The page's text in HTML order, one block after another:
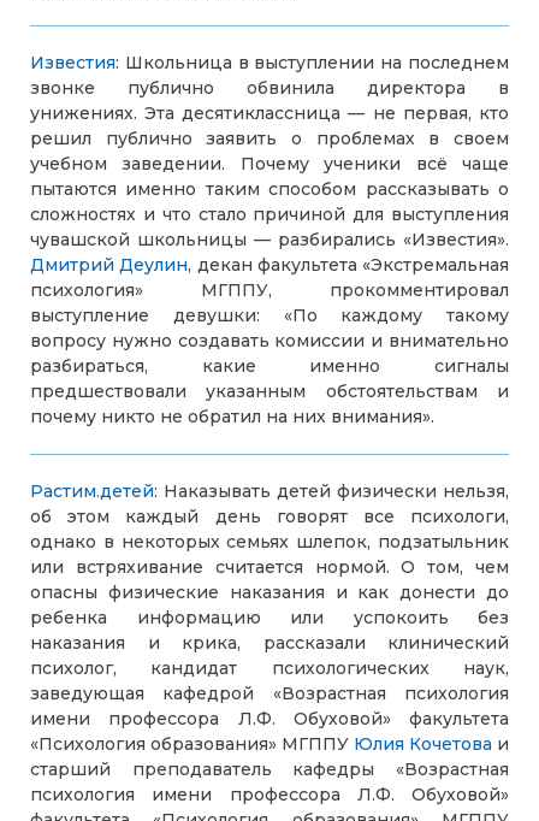
Известия: Школьница в выступлении на последнем
звонке публично обвинила директора в
унижениях. Эта десятиклассница — не первая, кто
решил публично заявить о проблемах в своем
учебном заведении. Почему ученики всё чаще
пытаются именно таким способом рассказывать о
сложностях и что стало причиной для выступления
чувашской школьницы — разбирались «Известия».
Дмитрий Деулин, декан факультета «Экстремальная
психология» МГППУ, прокомментировал
выступление девушки: «По каждому такому
вопросу нужно создавать комиссии и внимательно
разбираться, какие именно сигналы
предшествовали указанным обстоятельствам и
почему никто не обратил на них внимания».
Растим.детей: Наказывать детей физически нельзя,
об этом каждый день говорят все психологи,
однако в некоторых семьях шлепок, подзатыльник
или встряхивание считается нормой. О том, чем
опасны физические наказания и как донести до
ребенка информацию или успокоить без
наказания и крика, рассказали клинический
психолог, кандидат психологических наук,
заведующая кафедрой «Возрастная психология
имени профессора Л.Ф. Обуховой» факультета
«Психология образования» МГППУ Юлия Кочетова и
старший преподаватель кафедры «Возрастная
психология имени профессора Л.Ф. Обуховой»